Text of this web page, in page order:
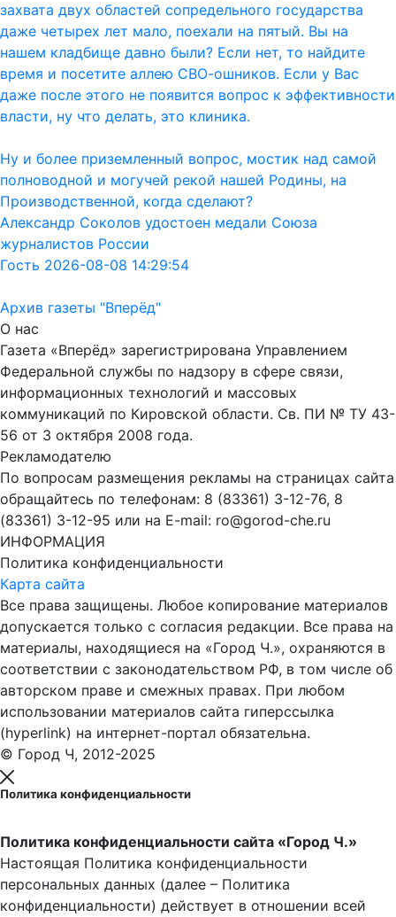
захвата двух областей сопредельного государства
даже четырех лет мало, поехали на пятый. Вы на
нашем кладбище давно были? Если нет, то найдите
время и посетите аллею СВО-ошников. Если у Вас
даже после этого не появится вопрос к эффективности
власти, ну что делать, это клиника.
Ну и более приземленный вопрос, мостик над самой
полноводной и могучей рекой нашей Родины, на
Производственной, когда сделают?
Александр Соколов удостоен медали Союза
журналистов России
Гость 2026-08-08 14:29:54
Архив газеты "Вперёд"
О нас
Газета «Вперёд» зарегистрирована Управлением
Федеральной службы по надзору в сфере связи,
информационных технологий и массовых
коммуникаций по Кировской области. Св. ПИ № ТУ 43-
56 от 3 октября 2008 года.
Рекламодателю
По вопросам размещения рекламы на страницах сайта
обращайтесь по телефонам: 8 (83361) 3-12-76, 8
(83361) 3-12-95 или на E-mail: ro@gorod-che.ru
ИНФОРМАЦИЯ
Политика конфиденциальности
Карта сайта
Все права защищены. Любое копирование материалов
допускается только с согласия редакции. Все права на
материалы, находящиеся на «Город Ч.», охраняются в
соответствии с законодательством РФ, в том числе об
авторском праве и смежных правах. При любом
использовании материалов сайта гиперссылка
(hyperlink) на интернет-портал обязательна.
© Город Ч, 2012-2025
Политика конфиденциальности
Политика конфиденциальности сайта «Город Ч.»
Настоящая Политика конфиденциальности
персональных данных (далее – Политика
конфиденциальности) действует в отношении всей